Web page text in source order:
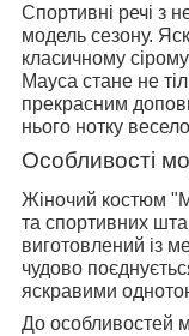
Спортивні речі з
модель сезону.
класичному
Мауса стане не
прекрасним
нього нотку
Особливості
Жіночий костюм
та спортивних
виготовлений із
чудово
яскравими
До особливостей